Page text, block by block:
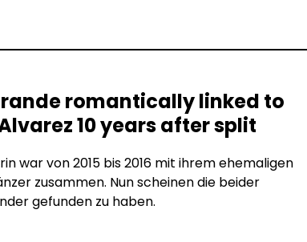
romantically linked to
10 years after split
war von 2015 bis 2016 mit ihrem ehemaligen
zusammen. Nun scheinen die beider
gefunden zu haben.